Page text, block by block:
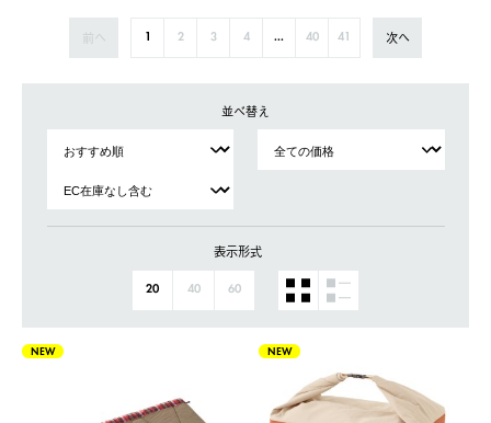
前へ 1 2 3 4 ... 40 41 次へ
並べ替え
表示形式
20 40 60
NEW NEW